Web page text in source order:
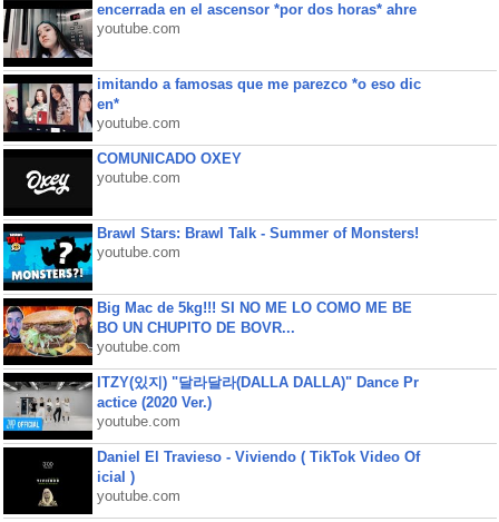
encerrada en el ascensor *por dos horas* ahre
youtube.com
imitando a famosas que me parezco *o eso dic
en*
youtube.com
COMUNICADO OXEY
youtube.com
Brawl Stars: Brawl Talk - Summer of Monsters!
youtube.com
Big Mac de 5kg!!! SI NO ME LO COMO ME BE
BO UN CHUPITO DE BOVR...
youtube.com
ITZY(있지) "달라달라(DALLA DALLA)" Dance Pr
actice (2020 Ver.)
youtube.com
Daniel El Travieso - Viviendo ( TikTok Video Of
icial )
youtube.com